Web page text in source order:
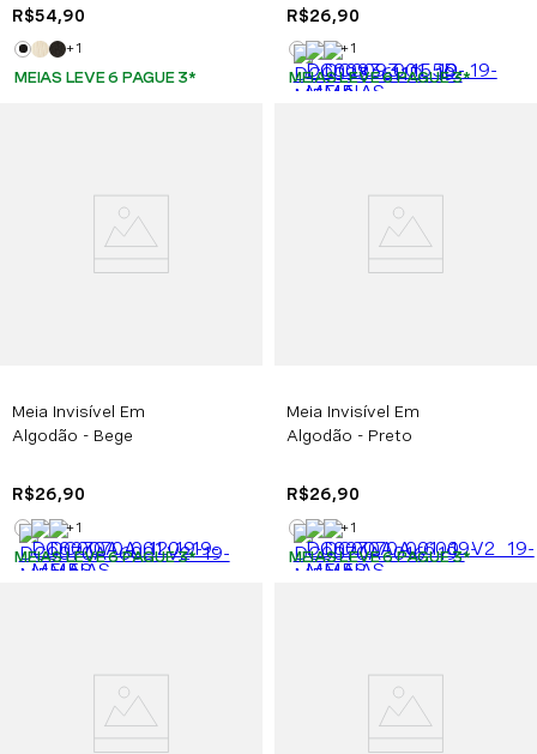
R$54,90
+1
MEIAS LEVE 6 PAGUE 3*
R$26,90
+1
MEIAS LEVE 6 PAGUE 3*
Meia Invisível Em
Algodão - Bege
R$26,90
+1
MEIAS LEVE 6 PAGUE 3*
Meia Invisível Em
Algodão - Preto
R$26,90
+1
MEIAS LEVE 6 PAGUE 3*